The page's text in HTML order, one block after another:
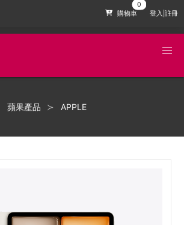
購物車 登入|註冊
蘋果產品 APPLE